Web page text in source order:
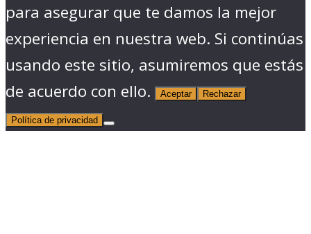
para asegurar que te damos la mejor
experiencia en nuestra web. Si continúas
usando este sitio, asumiremos que estás
de acuerdo con ello.
Aceptar Rechazar
Política de privacidad